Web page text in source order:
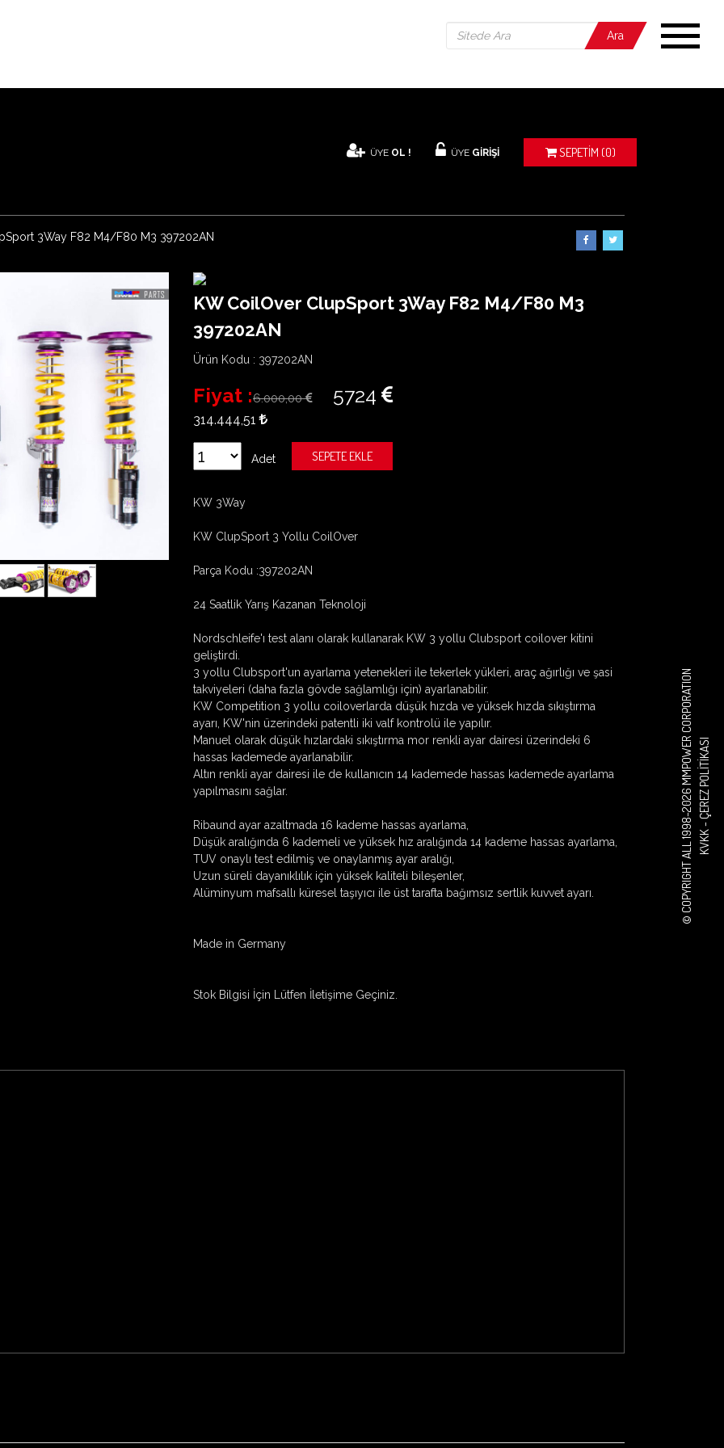
Ara
© COPYRIGHT ALL 1998-2026 MMPOWER CORPORATION KVKK -
ÇEREZ POLITIKASI
SEPETIM (0)
ÜYE GİRİŞİ
ÜYE OL !
3Way F82 M4/F80 M3 397202AN
KW CoilOver ClupSport 3Way F82 M4/F80 M3
397202AN
Ürün Kodu : 397202AN
Fiyat :6.000,00 5724
314.444,51
Adet SEPETE EKLE
KW 3Way
KW ClupSport 3 Yollu CoilOver
Parça Kodu :397202AN
24 Saatlik Yarış Kazanan Teknoloji
Nordschleife'ı test alanı olarak kullanarak KW 3 yollu Clubsport coilover kitini
geliştirdi.
3 yollu Clubsport'un ayarlama yetenekleri ile tekerlek yükleri, araç ağırlığı ve şasi
takviyeleri (daha fazla gövde sağlamlığı için) ayarlanabilir.
KW Competition 3 yollu coiloverlarda düşük hızda ve yüksek hızda sıkıştırma
ayarı, KW'nin üzerindeki patentli iki valf kontrolü ile yapılır.
Manuel olarak düşük hızlardaki sıkıştırma mor renkli ayar dairesi üzerindeki 6
hassas kademede ayarlanabilir.
Altın renkli ayar dairesi ile de kullanıcın 14 kademede hassas kademede ayarlama
yapılmasını sağlar.
Ribaund ayar azaltmada 16 kademe hassas ayarlama,
Düşük aralığında 6 kademeli ve yüksek hız aralığında 14 kademe hassas ayarlama,
TUV onaylı test edilmiş ve onaylanmış ayar aralığı,
Uzun süreli dayanıklılık için yüksek kaliteli bileşenler,
Alüminyum mafsallı küresel taşıyıcı ile üst tarafta bağımsız sertlik kuvvet ayarı.
Made in Germany
Stok Bilgisi İçin Lütfen İletişime Geçiniz.